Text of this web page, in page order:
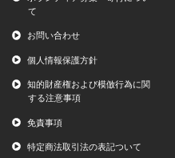
て
お問い合わせ
個人情報保護方針
知的財産権および模倣行為に関
する注意事項
免責事項
特定商法取引法の表記ついて